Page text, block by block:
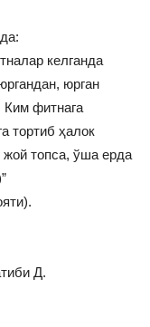
келганда
юрган
Ким фитнага
тортиб ҳалок
жой топса, ўша ерда
Д.